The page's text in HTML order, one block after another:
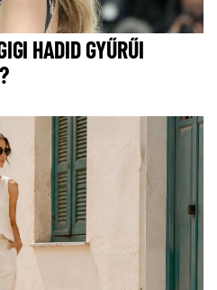
HADID GYŰRŰI